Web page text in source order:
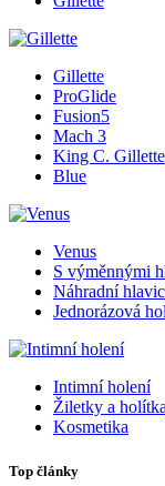
Gillette
ProGlide
Fusion5
Mach 3
King C. Gillette
Blue
Venus
S výměnnými
Náhradní
Jednorázová
Intimní holení
Žiletky a holítka
Kosmetika
Top články